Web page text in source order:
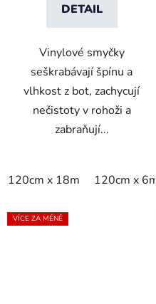
DETAIL
Vinylové smyčky
seškrabávají špínu a
vlhkost z bot, zachycují
nečistoty v rohoži a
zabraňují...
120cm x 18m 120cm x 6m
VÍCE ZA MÉNĚ